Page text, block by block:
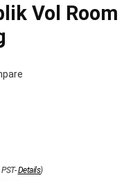
Vol Room
Details)